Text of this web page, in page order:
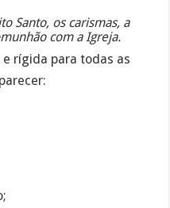
Santo, os carismas, a
com a Igreja.
rígida para todas as